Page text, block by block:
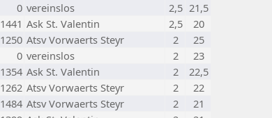
0 vereinslos 2,5 21,5
1441 Ask St. Valentin 2,5
20
1250 Atsv Vorwaerts Steyr 2
25
0 vereinslos 2
23
1354 Ask St. Valentin 2
22,5
1262 Atsv Vorwaerts Steyr 2
22
1484 Atsv Vorwaerts Steyr 2
21